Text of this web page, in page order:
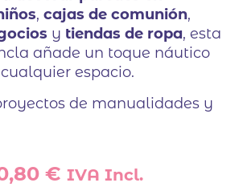
, cajas de comunión,
y tiendas de ropa, esta
añade un toque náutico
espacio.
de manualidades y
€ IVA Incl.